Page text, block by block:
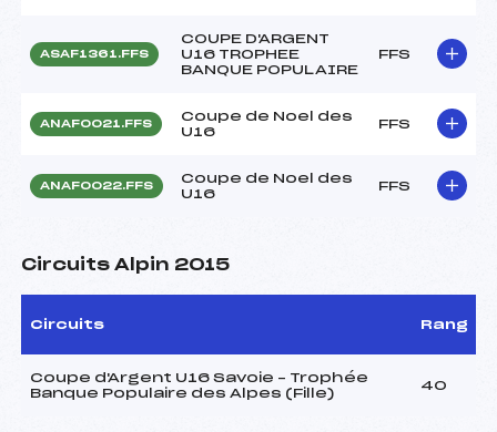
ASAF1361.FFS
COUPE D'ARGENT
U16 TROPHEE
BANQUE POPULAIRE
FFS
ANAF0021.FFS
Coupe de Noel des
U16
FFS
ANAF0022.FFS
Coupe de Noel des
U16
FFS
Circuits Alpin 2015
Circuits Rang
Coupe d'Argent U16 Savoie – Trophée
Banque Populaire des Alpes (Fille)
40